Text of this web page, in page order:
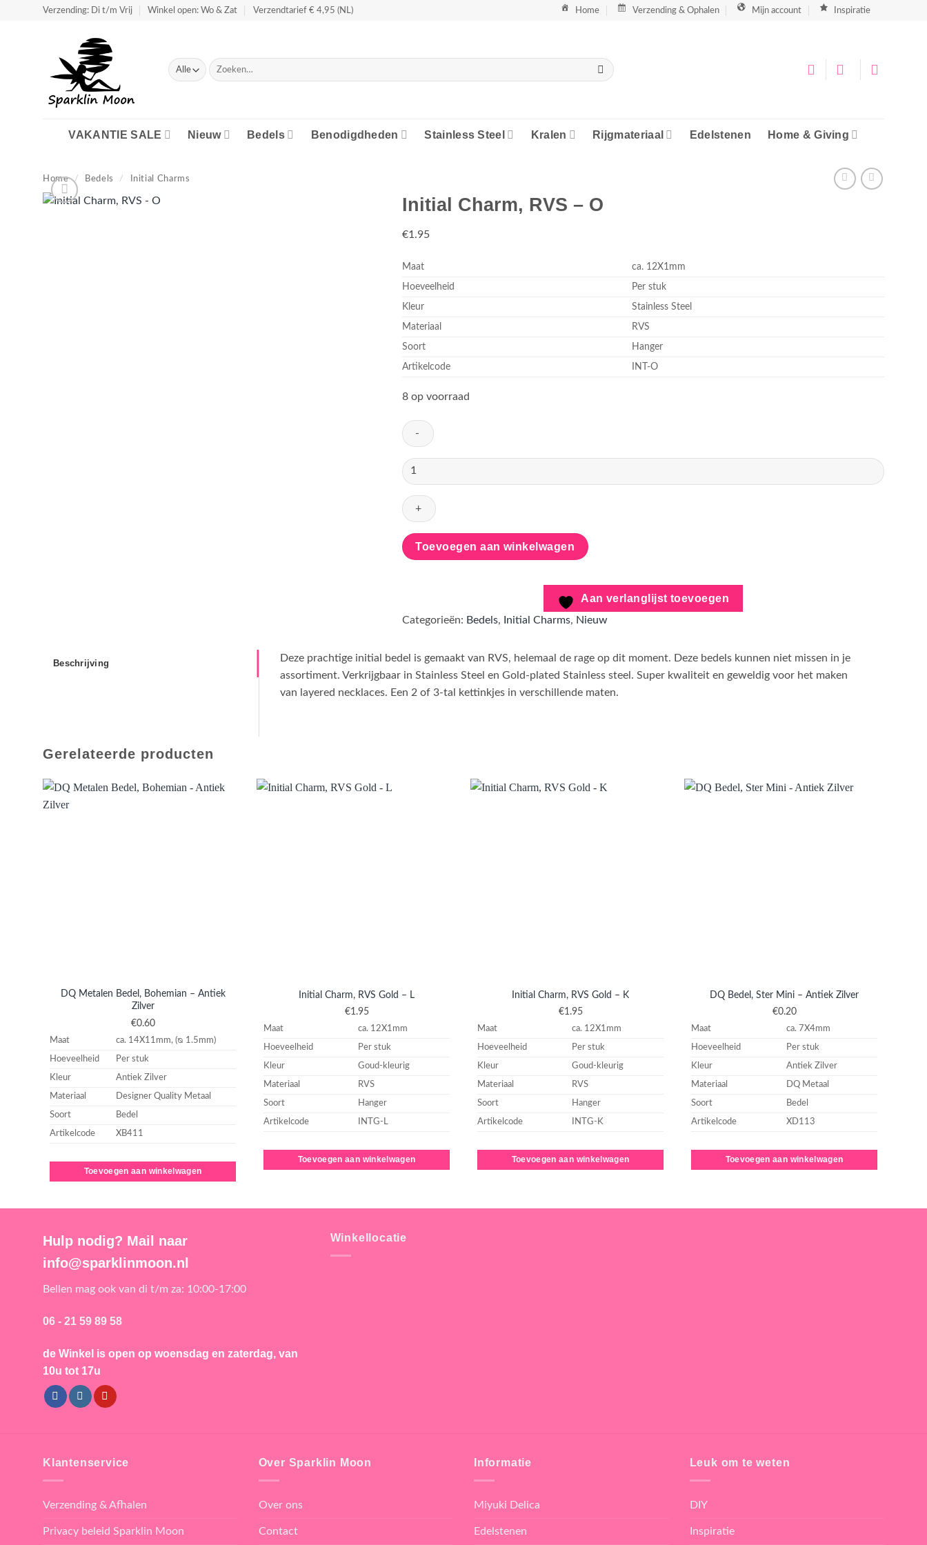
Verzending: Di t/m Vrij Winkel open: Wo & Zat Verzendtarief € 4,95 (NL) Home Verzending & Ophalen Mijn account Inspiratie
Zoeken
naar:
VAKANTIE SALE Nieuw Bedels Benodigdheden Stainless Steel Kralen Rijgmateriaal Edelstenen Home & Giving
Home / Bedels / Initial Charms
Initial Charm, RVS – O
€1.95
Maat
ca. 12X1mm
Hoeveelheid
Per stuk
Kleur
Stainless Steel
Materiaal
RVS
Soort
Hanger
Artikelcode
INT-O
8 op voorraad
Initial
Charm,
RVS
-
aantalToevoegen aan winkelwagen
Aan verlanglijst toevoegen
Categorieën: Bedels, Initial Charms, Nieuw
Beschrijving
Deze prachtige initial bedel is gemaakt van RVS, helemaal de rage op dit moment. Deze bedels kunnen niet missen in je
assortiment. Verkrijgbaar in Stainless Steel en Gold-plated Stainless steel. Super kwaliteit en geweldig voor het maken
van layered necklaces. Een 2 of 3-tal kettinkjes in verschillende maten.
Gerelateerde producten
DQ Metalen Bedel, Bohemian – Antiek
Zilver
€0.60
Maat ca. 14X11mm, (ᴓ 1.5mm)
Hoeveelheid Per stuk
Kleur Antiek Zilver
Materiaal Designer Quality Metaal
Soort Bedel
Artikelcode XB411
Toevoegen aan winkelwagen
Initial Charm, RVS Gold – L
€1.95
Maat ca. 12X1mm
Hoeveelheid Per stuk
Kleur Goud-kleurig
Materiaal RVS
Soort Hanger
Artikelcode INTG-L
Toevoegen aan winkelwagen
Initial Charm, RVS Gold – K
€1.95
Maat ca. 12X1mm
Hoeveelheid Per stuk
Kleur Goud-kleurig
Materiaal RVS
Soort Hanger
Artikelcode INTG-K
Toevoegen aan winkelwagen
DQ Bedel, Ster Mini – Antiek Zilver
€0.20
Maat ca. 7X4mm
Hoeveelheid Per stuk
Kleur Antiek Zilver
Materiaal DQ Metaal
Soort Bedel
Artikelcode XD113
Toevoegen aan winkelwagen
Hulp nodig? Mail naar
info@sparklinmoon.nl
Bellen mag ook van di t/m za: 10:00-17:00
06 - 21 59 89 58
de Winkel is open op woensdag en zaterdag, van
10u tot 17u
Winkellocatie
Klantenservice
Verzending & Afhalen
Privacy beleid Sparklin Moon
Over Sparklin Moon
Over ons
Contact
Informatie
Miyuki Delica
Edelstenen
Leuk om te weten
DIY
Inspiratie